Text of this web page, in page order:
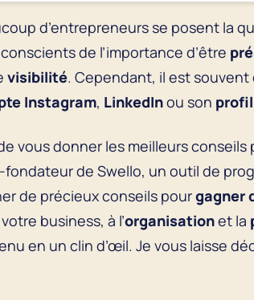
d’entrepreneurs se posent la
de l’importance d’être
visibilité. Cependant, il est souvent
Instagram, LinkedInou son profil
vous donner les meilleurs conseils
fondateur de Swello, un outil de
de précieux conseils pourgagner
business, à l’organisationet la
en un clin d’œil. Je vous laisse